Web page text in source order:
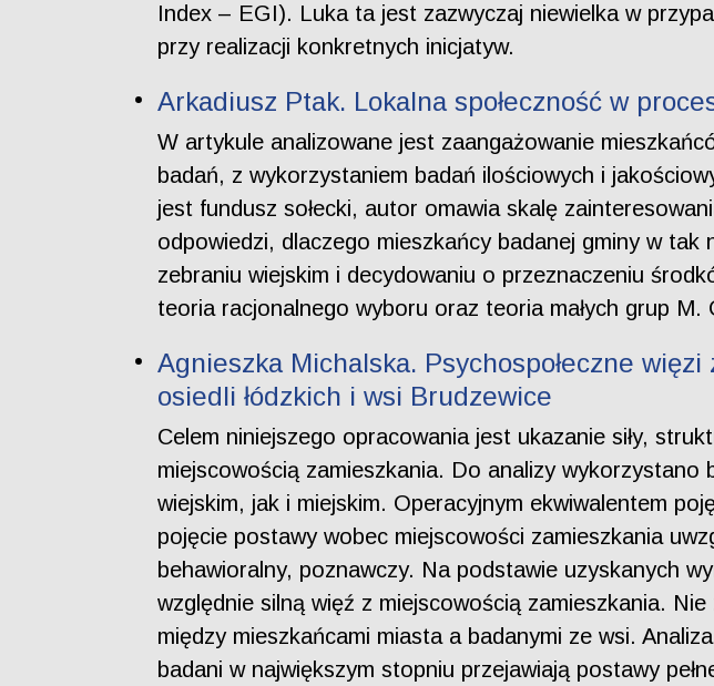
Index – EGI). Luka ta jest zazwyczaj niewielka w
przy realizacji konkretnych inicjatyw.
Arkadiusz Ptak. Lokalna społeczność w
W artykule analizowane jest zaangażowanie
badań, z wykorzystaniem badań ilościowych i
jest fundusz sołecki, autor omawia skalę
odpowiedzi, dlaczego mieszkańcy badanej gminy w
zebraniu wiejskim i decydowaniu o przeznaczeniu
teoria racjonalnego wyboru oraz teoria małych grup M.
Agnieszka Michalska. Psychospołeczne
osiedli łódzkich i wsi Brudzewice
Celem niniejszego opracowania jest ukazanie siły,
miejscowością zamieszkania. Do analizy
wiejskim, jak i miejskim. Operacyjnym ekwiwalentem
pojęcie postawy wobec miejscowości zamieszkania
behawioralny, poznawczy. Na podstawie uzyskanych
względnie silną więź z miejscowością zamieszkania.
między mieszkańcami miasta a badanymi ze wsi.
badani w największym stopniu przejawiają postawy